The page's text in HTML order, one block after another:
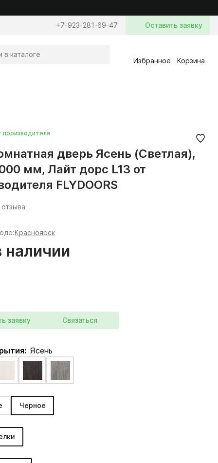
+7-923-281-69-47 Оставить заявку
Избранное Корзина
производителя
дверь Ясень (Светлая),
мм, Лайт дорс L13 от
FLYDOORS
отзыва
Красноярск
наличии
заявку Связаться
Ясень
Черное